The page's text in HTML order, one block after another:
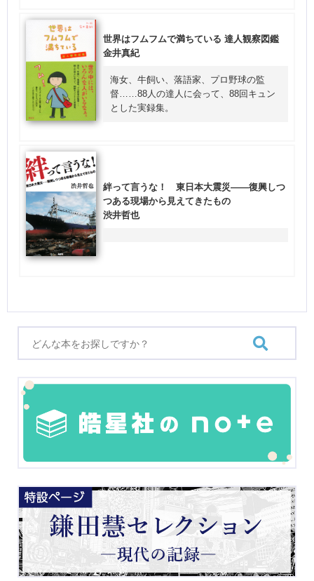
世界はフムフムで満ちている 達人観察図鑑
金井真紀
海女、牛飼い、落語家、プロ野球の監
督……88人の達人に会って、88回キュン
とした実録集。
絆って言うな！ 東日本大震災――復興しつ
つある現場から見えてきたもの
渋井哲也